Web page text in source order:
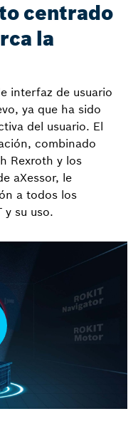
centrado
la
interfaz de usuario
ya que ha sido
del usuario. El
combinado
Rexroth y los
aXessor, le
a todos los
y su uso.